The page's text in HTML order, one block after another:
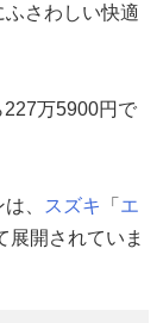
さわしい快適
万5900円で
、 スズキ 「 エ
展開されていま